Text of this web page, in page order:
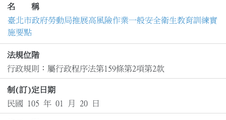
名 稱
臺北市政府勞動局推展高風險作業一般安全衛生教育訓練實
施要點
法規位階
行政規則：屬行政程序法第159條第2項第2款
制(訂)定日期
民國 105 年 01 月 20 日